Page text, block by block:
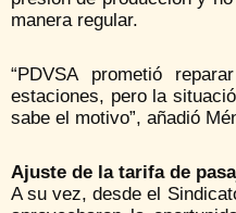
manera regular.
“PDVSA prometió
estaciones, pero la
sabe el motivo”, añadió
Ajuste de la tarifa de
A su vez, desde el